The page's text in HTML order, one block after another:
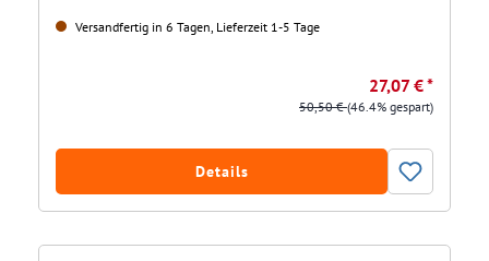
Versandfertig in 6 Tagen, Lieferzeit 1-5 Tage
27,07 € *
50,50 €(46.4% gespart)
Details